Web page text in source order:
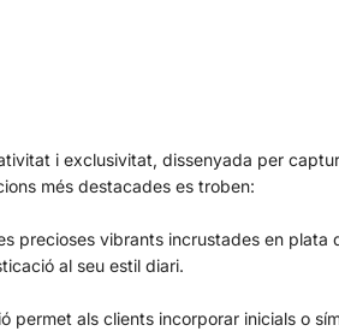
i exclusivitat, dissenyada per
més destacades es troben:
precioses vibrants incrustades en plata
al seu estil diari.
permet als clients incorporar inicials o